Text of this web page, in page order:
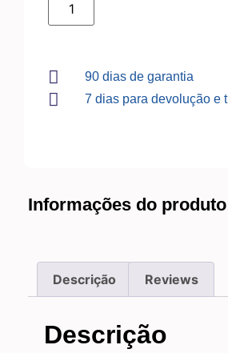
90 dias de garantia
7 dias para devolução e
Informações do
Descrição Reviews
Descrição